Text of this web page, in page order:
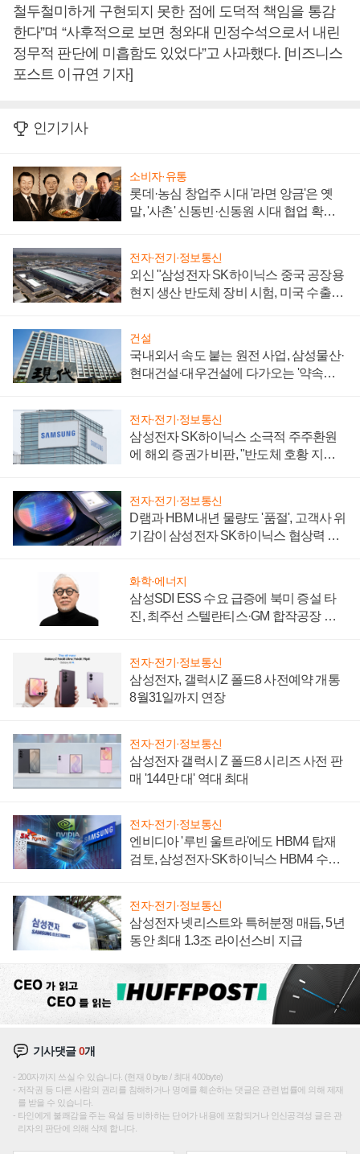
철두철미하게 구현되지 못한 점에 도덕적 책임을 통감
한다”며 “사후적으로 보면 청와대 민정수석으로서 내린
정무적 판단에 미흡함도 있었다”고 사과했다. [비즈니스
포스트 이규연 기자]
인기기사
소비자·유통
롯데·농심 창업주 시대 '라면 앙금'은 옛
말, '사촌' 신동빈·신동원 시대 협업 확대
전자·전기·정보통신
외신 "삼성전자 SK하이닉스 중국 공장용
현지 생산 반도체 장비 시험, 미국 수출통
건설
국내외서 속도 붙는 원전 사업, 삼성물산·
현대건설·대우건설에 다가오는 '약속의
전자·전기·정보통신
삼성전자 SK하이닉스 소극적 주주환원
에 해외 증권가 비판, "반도체 호황 지속
전자·전기·정보통신
D램과 HBM 내년 물량도 '품절', 고객사 위
기감이 삼성전자 SK하이닉스 협상력 더
화학·에너지
삼성SDI ESS 수요 급증에 북미 증설 타
진, 최주선 스텔란티스·GM 합작공장 건
전자·전기·정보통신
삼성전자, 갤럭시Z 폴드8 사전예약 개통
8월31일까지 연장
전자·전기·정보통신
삼성전자 갤럭시 Z 폴드8 시리즈 사전 판
매 '144만 대' 역대 최대
전자·전기·정보통신
엔비디아 '루빈 울트라'에도 HBM4 탑재
검토, 삼성전자·SK하이닉스 HBM4 수율
전자·전기·정보통신
삼성전자 넷리스트와 특허분쟁 매듭, 5년
동안 최대 1.3조 라이선스비 지급
기사댓글0개
200자까지 쓰실 수 있습니다. (현재 0 byte / 최대 400byte)
저작권 등 다른 사람의 권리를 침해하거나 명예를 훼손하는 댓글은 관련 법률에 의해 제재
를 받을 수 있습니다.
타인에게 불쾌감을 주는 욕설 등 비하하는 단어가 내용에 포함되거나 인신공격성 글은 관
리자의 판단에 의해 삭제 합니다.